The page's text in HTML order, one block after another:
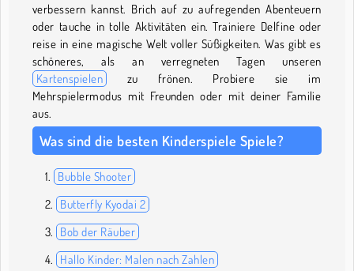
verbessern kannst. Brich auf zu aufregenden Abenteuern
oder tauche in tolle Aktivitäten ein. Trainiere Delfine oder
reise in eine magische Welt voller Süßigkeiten. Was gibt es
schöneres, als an verregneten Tagen unseren
Kartenspielen
zu frönen. Probiere sie im
Mehrspielermodus mit Freunden oder mit deiner Familie
aus.
Was sind die besten Kinderspiele Spiele?
Bubble Shooter
Butterfly Kyodai 2
Bob der Räuber
Hallo Kinder: Malen nach Zahlen